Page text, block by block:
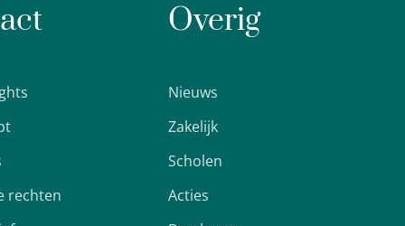
rechten
Overig
Nieuws
Zakelijk
Scholen
Acties